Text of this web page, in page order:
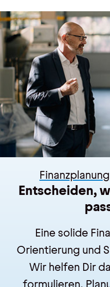
Entscheiden,
Eine solide
Orientierung und
Wir helfen Dir